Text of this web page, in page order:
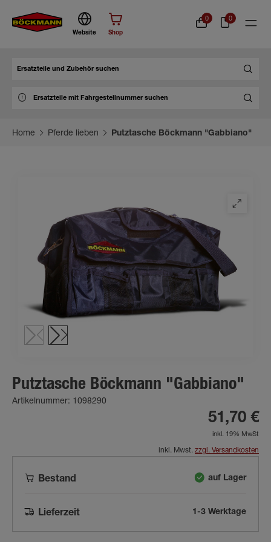
Website Shop
0 0
Home Pferde lieben Putztasche Böckmann "Gabbiano"
Putztasche Böckmann "Gabbiano"
Artikelnummer: 1098290
51,70 €
inkl. 19% MwSt
inkl. Mwst. zzgl. Versandkosten
Bestand auf Lager
Lieferzeit 1-3 Werktage